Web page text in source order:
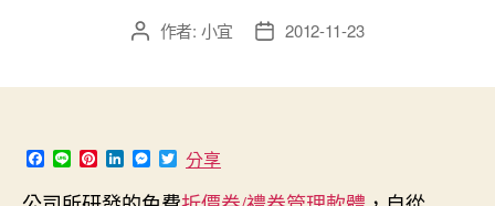
文 作者: 小宜
文 2012-11-23
F
a
c
L
n
P
n
L
n
M
e
s
T
w
i
分享